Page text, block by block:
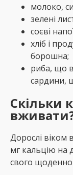
молоко,
зелені
соєві
хліб і
борошна;
риба, що
сардини,
Скільки
Дорослі віком
мг кальцію на
свого